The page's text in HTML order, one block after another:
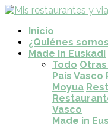
Inicio
¿Quiénes
Made in Euskadi
Todo
País Vasco
Moyua
Vasco
Made in